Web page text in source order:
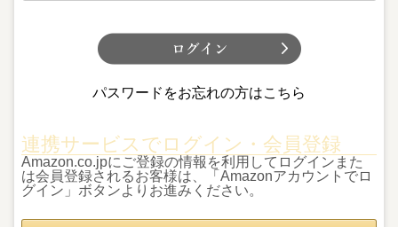
パスワードをお忘れの方はこちら
連携サービスでログイン・会員登録
Amazon.co.jpにご登録の情報を利用してログインまた
は会員登録されるお客様は、「Amazonアカウントでロ
グイン」ボタンよりお進みください。